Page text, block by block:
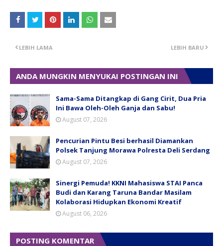
LEBIH BARU
LEBIH LAMA
ANDA MUNGKIN MENYUKAI POSTINGAN INI
Sama-Sama Ditangkap di Gang Cirit, Dua Pria
Ini Bawa Oleh-Oleh Ganja dan Sabu!
August 07, 2026
Pencurian Pintu Besi berhasil Diamankan
Polsek Tanjung Morawa Polresta Deli Serdang
August 07, 2026
Sinergi Pemuda! KKNI Mahasiswa STAI Panca
Budi dan Karang Taruna Bandar Masilam
Kolaborasi Hidupkan Ekonomi Kreatif
August 06, 2026
POSTING KOMENTAR